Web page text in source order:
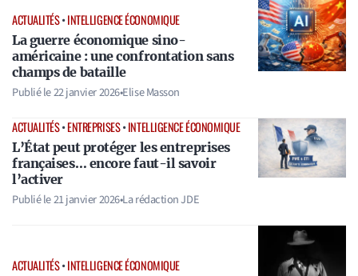
ACTUALITÉS•INTELLIGENCE ÉCONOMIQUE
La guerre économique sino-
américaine : une confrontation sans
champs de bataille
Publié le22 janvier 2026•Elise Masson
ACTUALITÉS•ENTREPRISES•INTELLIGENCE ÉCONOMIQUE
L’État peut protéger les entreprises
françaises… encore faut-il savoir
l’activer
Publié le21 janvier 2026•La rédaction JDE
ACTUALITÉS•INTELLIGENCE ÉCONOMIQUE